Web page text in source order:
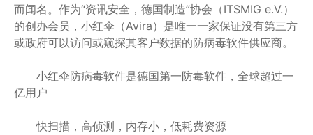
而闻名。作为“资讯安全，德国制造”协会（ITSMIG e.V.）
的创办会员，小红伞（Avira）是唯一一家保证没有第三方
或政府可以访问或窥探其客户数据的防病毒软件供应商。
小红伞防病毒软件是德国第一防毒软件，全球超过一
亿用户
快扫描，高侦测，内存小，低耗费资源